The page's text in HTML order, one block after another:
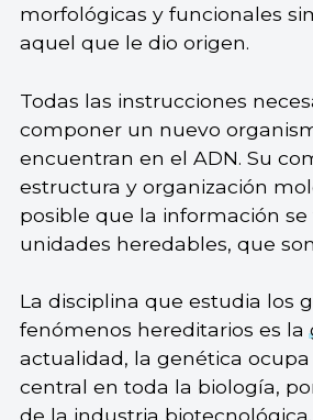
morfológicas y funcionales
aquel que le dio origen.
Todas las instrucciones
componer un nuevo
encuentran en el ADN. Su
estructura y organización
posible que la información
unidades heredables, que
La disciplina que estudia los
fenómenos hereditarios es la
actualidad, la genética
central en toda la biología,